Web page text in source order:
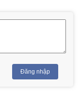
Đăng nhập